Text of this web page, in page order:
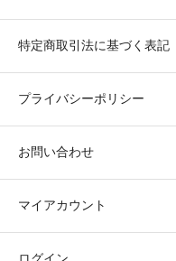
特定商取引法に基づく表記
プライバシーポリシー
お問い合わせ
マイアカウント
ログイン